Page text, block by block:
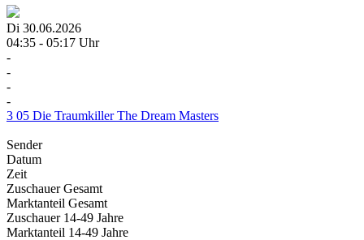
Di 30.06.2026
04:35 - 05:17 Uhr
-
-
-
-
3 05 Die Traumkiller The Dream Masters
Sender
Datum
Zeit
ZuschauerGesamt
Marktanteil Gesamt
Zuschauer 14-49 Jahre
Marktanteil 14-49 Jahre